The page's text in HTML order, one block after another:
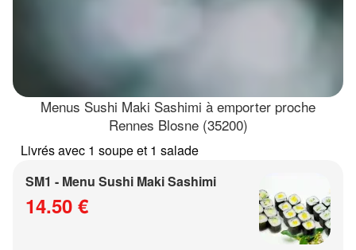
Menus Sushi Maki Sashimi à emporter proche
Rennes Blosne (35200)
Livrés avec 1 soupe et 1 salade
SM1 - Menu Sushi Maki Sashimi
14.50 €